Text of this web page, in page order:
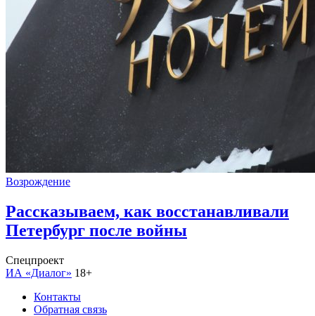
Возрождение
Рассказываем, как восстанавливали
Петербург после войны
Спецпроект
ИА «Диалог» 18+
Контакты
Обратная связь